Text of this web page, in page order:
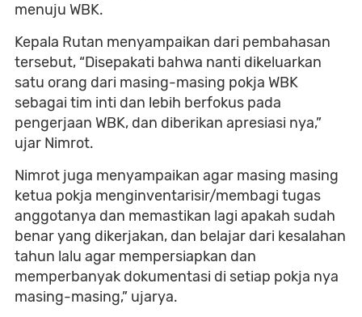
menuju WBK.
Kepala Rutan menyampaikan dari pembahasan
tersebut, “Disepakati bahwa nanti dikeluarkan
satu orang dari masing-masing pokja WBK
sebagai tim inti dan lebih berfokus pada
pengerjaan WBK, dan diberikan apresiasi nya,”
ujar Nimrot.
Nimrot juga menyampaikan agar masing masing
ketua pokja menginventarisir/membagi tugas
anggotanya dan memastikan lagi apakah sudah
benar yang dikerjakan, dan belajar dari kesalahan
tahun lalu agar mempersiapkan dan
memperbanyak dokumentasi di setiap pokja nya
masing-masing,” ujarya.